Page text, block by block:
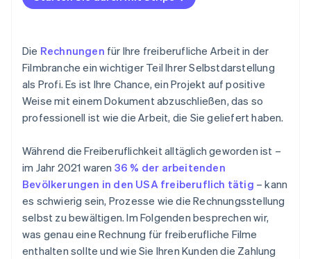
Falls anwendbar: Meilensteinzahlungen
Passend zu Ihrer Marke und Persönlichkeit
Korrekte Terminologie
Zeitplan für die Lieferung
Geben Sie die Zahlungsmethoden an
Klären Sie die Eigentumsrechten und die Lieferung
Seien Sie flexibel – im Rahmen des Vernünftigen
Überblick über Rechnungen verlieren
Unklare Liefergegenstände
Rechnungen für internationale Kunden
Nichtzahlung
Zahlungsmöglichkeiten
Hilfe bei internationalen Kunden
Systemintegration
Die Rechnungen für Ihre freiberufliche Arbeit in der
Filmbranche ein wichtiger Teil Ihrer Selbstdarstellung
als Profi. Es ist Ihre Chance, ein Projekt auf positive
Weise mit einem Dokument abzuschließen, das so
professionell ist wie die Arbeit, die Sie geliefert haben.
Während die Freiberuflichkeit alltäglich geworden ist –
im Jahr 2021 waren 36 % der arbeitenden
Bevölkerungen in den USA freiberuflich tätig – kann
es schwierig sein, Prozesse wie die Rechnungsstellung
selbst zu bewältigen. Im Folgenden besprechen wir,
was genau eine Rechnung für freiberufliche Filme
enthalten sollte und wie Sie Ihren Kunden die Zahlung